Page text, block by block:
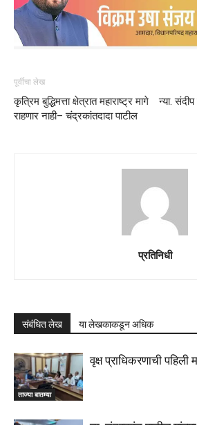
पूर्वीचा लेख
कृत्रिम बुद्धिमत्ता क्षेत्रात महाराष्ट्र मागे
राहणार नाही– चंद्रकांतदादा पाटील
न्या.
प्रतिनिधी
संबंधित लेख या लेखकाकडून अधिक
ताज्या बातम्या
वृक्ष प्राधिकरणाची